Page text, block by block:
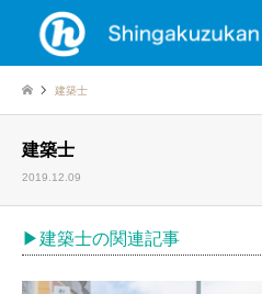
建築士
建築士
2019.12.09
▶︎建築士の関連記事